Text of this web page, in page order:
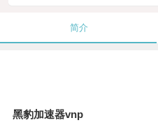
简介
黑豹加速器vnp